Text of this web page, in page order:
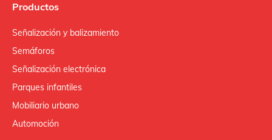
Productos
Señalización y balizamiento
Semáforos
Señalización electrónica
Parques infantiles
Mobiliario urbano
Automoción